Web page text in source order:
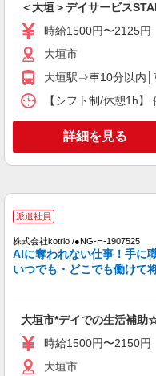
大垣駅▼
アの巡回
大垣市
株式会社kotrio /●NG-H-
通費全支
大垣
派遣社員
株式会社kotrio /●NG-H-
＜大垣＞デイサービス
時給1500円〜2125
大垣市
大垣駅⇒車10分以内│
【シフト制/休憩1h
詳細を見る
派遣社員
株式会社kotrio /●NG-H-1907525
AIに奪われない仕事！手に
いつでも・どこでも働けて
大垣市*デイでの生活補助
時給1500円〜2150
大垣市